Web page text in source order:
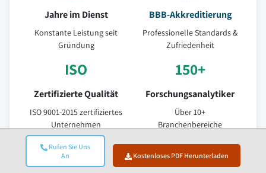
Rufen Sie Uns
An
Kostenloses PDF Herunterladen
Jahre im Dienst
Konstante Leistung seit
Gründung
BBB-Akkreditierung
Professionelle Standards &
Zufriedenheit
ISO
Zertifizierte Qualität
ISO 9001-2015 zertifiziertes
Unternehmen
150+
Forschungsanalytiker
Über 10+
Branchenbereiche
95%